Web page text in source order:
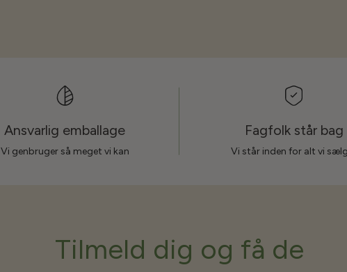
Ansvarlig emballage
Vi genbruger så meget vi kan
Fagfolk står bag
Vi står inden for alt vi
Tilmeld dig og få de